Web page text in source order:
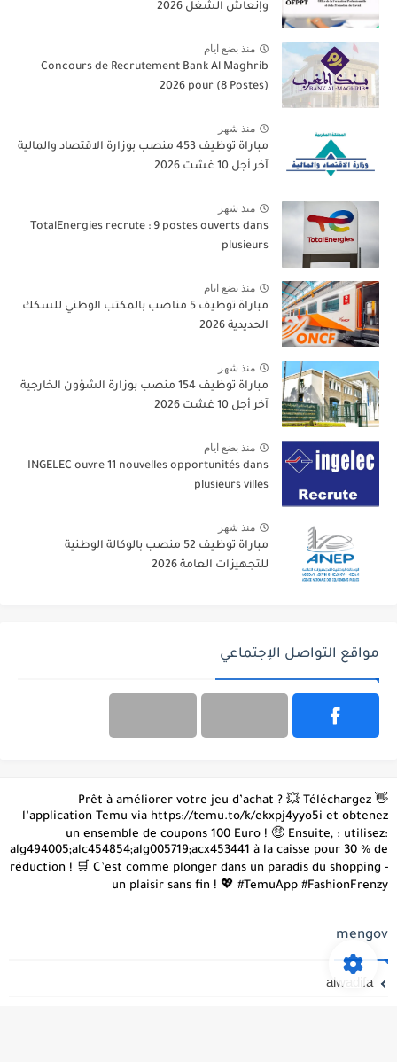
وإنعاش الشغل 2026
منذ بضع ايام
Concours de Recrutement Bank Al Maghrib
2026 pour (8 Postes)
منذ شهر
مباراة توظيف 453 منصب بوزارة الاقتصاد والمالية
آخر أجل 10 غشت 2026
منذ شهر
TotalEnergies recrute : 9 postes ouverts dans
plusieurs
منذ بضع ايام
مباراة توظيف 5 مناصب بالمكتب الوطني للسكك
الحديدية 2026
منذ شهر
مباراة توظيف 154 منصب بوزارة الشؤون الخارجية
آخر أجل 10 غشت 2026
منذ بضع ايام
INGELEC ouvre 11 nouvelles opportunités dans
plusieurs villes
منذ شهر
مباراة توظيف 52 منصب بالوكالة الوطنية
للتجهيزات العامة 2026
مواقع التواصل الإجتماعي
👋 Prêt à améliorer votre jeu d’achat ? 💥 Téléchargez
l’application Temu via https://temu.to/k/ekxpj4yyo5i et obtenez
un ensemble de coupons 100 Euro ! 🤑 Ensuite, : utilisez:
alg494005;alc454854;alg005719;acx453441 à la caisse pour 30 % de
réduction ! 🛒 C’est comme plonger dans un paradis du shopping -
un plaisir sans fin ! 💖 #TemuApp #FashionFrenzy
mengov
alwadifa